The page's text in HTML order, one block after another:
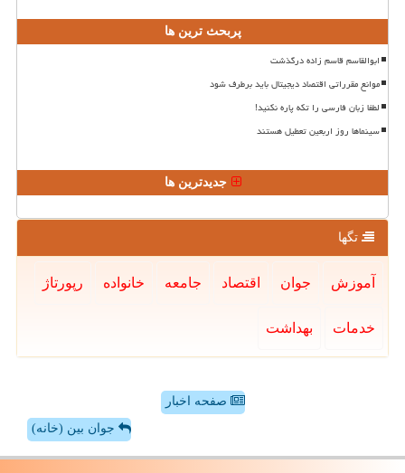
پربحث ترین ها
ابوالقاسم قاسم زاده درگذشت
موانع مقرراتی اقتصاد دیجیتال باید برطرف شود
لطفا زبان فارسی را تکه پاره نکنید!
سینماها روز اربعین تعطیل هستند
جدیدترین ها
تگها
آموزش جوان اقتصاد جامعه خانواده رپورتاژ
خدمات بهداشت
صفحه اخبار
جوان بین (خانه)